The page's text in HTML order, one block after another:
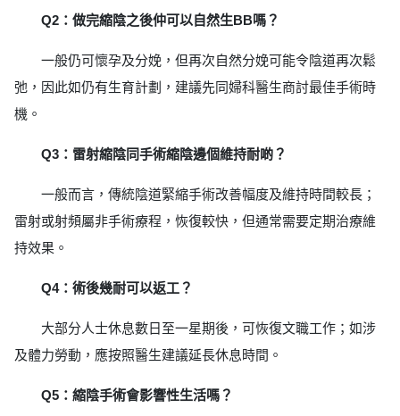
Q2：做完縮陰之後仲可以自然生BB嗎？
一般仍可懷孕及分娩，但再次自然分娩可能令陰道再次鬆
弛，因此如仍有生育計劃，建議先同婦科醫生商討最佳手術時
機。
Q3：雷射縮陰同手術縮陰邊個維持耐啲？
一般而言，傳統陰道緊縮手術改善幅度及維持時間較長；
雷射或射頻屬非手術療程，恢復較快，但通常需要定期治療維
持效果。
Q4：術後幾耐可以返工？
大部分人士休息數日至一星期後，可恢復文職工作；如涉
及體力勞動，應按照醫生建議延長休息時間。
Q5：縮陰手術會影響性生活嗎？